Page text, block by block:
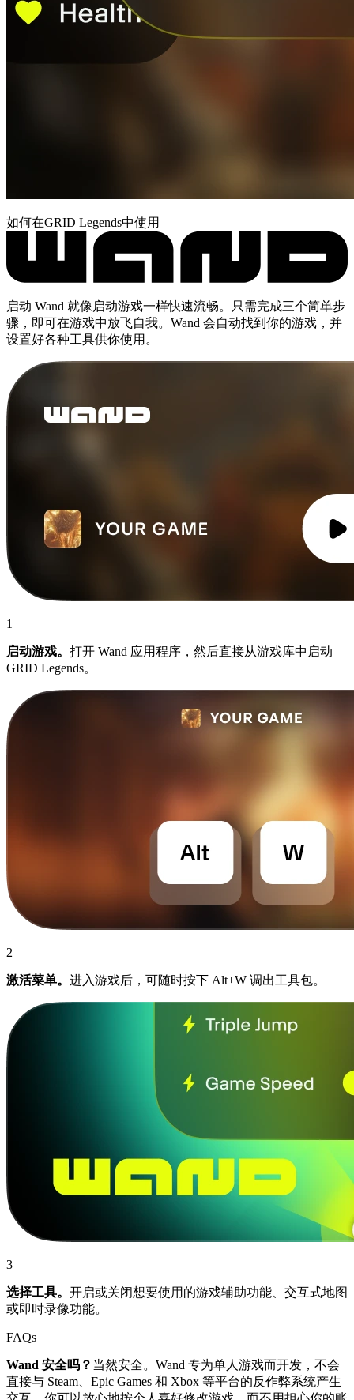
如何在GRID Legends中使用
启动 Wand 就像启动游戏一样快速流畅。只需完成三个简单步
骤，即可在游戏中放飞自我。Wand 会自动找到你的游戏，并
设置好各种工具供你使用。
1
启动游戏。 打开 Wand 应用程序，然后直接从游戏库中启动
GRID Legends。
2
激活菜单。 进入游戏后，可随时按下 Alt+W 调出工具包。
3
选择工具。 开启或关闭想要使用的游戏辅助功能、交互式地图
或即时录像功能。
FAQs
Wand 安全吗？ 当然安全。Wand 专为单人游戏而开发，不会
直接与 Steam、Epic Games 和 Xbox 等平台的反作弊系统产生